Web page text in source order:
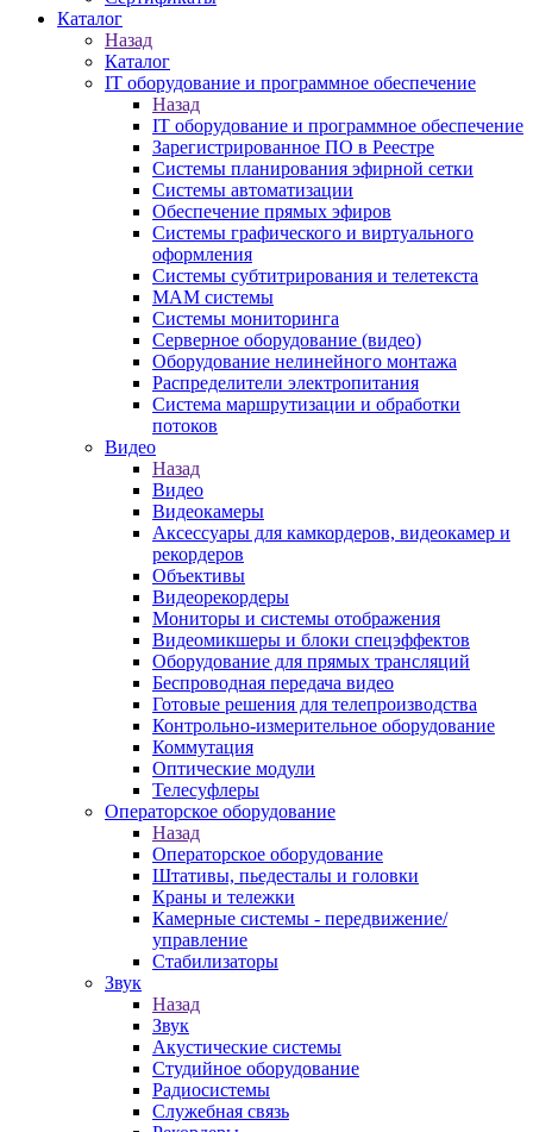
Каталог
Назад
Каталог
IT оборудование и программное обеспечение
Назад
IT оборудование и программное обеспечение
Зарегистрированное ПО в Реестре
Системы планирования эфирной сетки
Системы автоматизации
Обеспечение прямых эфиров
Системы графического и виртуального
оформления
Системы субтитрирования и телетекста
MAM системы
Системы мониторинга
Серверное оборудование (видео)
Оборудование нелинейного монтажа
Распределители электропитания
Система маршрутизации и обработки
потоков
Видео
Назад
Видео
Видеокамеры
Аксессуары для камкордеров, видеокамер и
рекордеров
Объективы
Видеорекордеры
Мониторы и системы отображения
Видеомикшеры и блоки спецэффектов
Оборудование для прямых трансляций
Беспроводная передача видео
Готовые решения для телепроизводства
Контрольно-измерительное оборудование
Коммутация
Оптические модули
Телесуфлеры
Операторское оборудование
Назад
Операторское оборудование
Штативы, пьедесталы и головки
Краны и тележки
Камерные системы - передвижение/
управление
Стабилизаторы
Звук
Назад
Звук
Акустические системы
Студийное оборудование
Радиосистемы
Служебная связь